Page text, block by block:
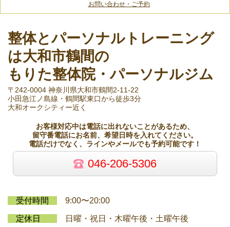
お問い合わせ・ご予約
整体とパーソナルトレーニング
は大和市鶴間の
もりた整体院・パーソナルジム
〒242-0004 神奈川県大和市鶴間2-11-22
小田急江ノ島線・鶴間駅東口から徒歩3分
大和オークシティー近く
お客様対応中は電話に出れないことがあるため、
留守番電話にお名前、希望日時を入れてください。
電話だけでなく、ラインやメールでも予約可能です！
046-206-5306
受付時間 9:00〜20:00
定休日 日曜・祝日・木曜午後・土曜午後